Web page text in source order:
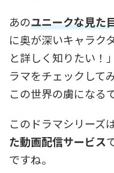
あのユニークな見た
に奥が深いキャラク
と詳しく知りたい！
ラマをチェックして
この世界の虜になる
このドラマシリーズは
た動画配信サービス
ですね。